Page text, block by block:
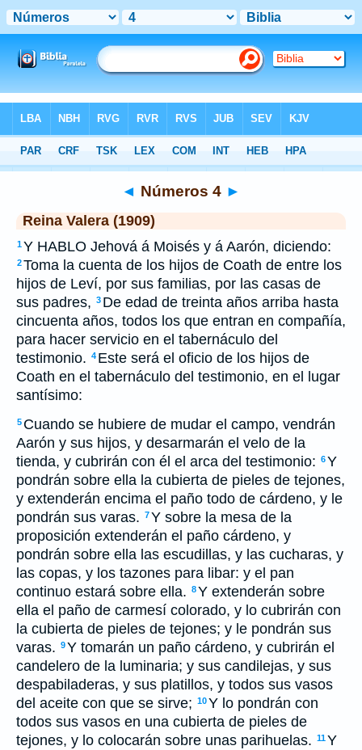
>RVR 1909 > Números 4
◄ Números 4 ►
Reina Valera (1909)
1Y HABLO Jehová á Moisés y á Aarón, diciendo:
2Toma la cuenta de los hijos de Coath de entre los
hijos de Leví, por sus familias, por las casas de
sus padres, 3 De edad de treinta años arriba hasta
cincuenta años, todos los que entran en compañía,
para hacer servicio en el tabernáculo del
testimonio. 4 Este será el oficio de los hijos de
Coath en el tabernáculo del testimonio, en el lugar
santísimo:
5 Cuando se hubiere de mudar el campo, vendrán
Aarón y sus hijos, y desarmarán el velo de la
tienda, y cubrirán con él el arca del testimonio: 6Y
pondrán sobre ella la cubierta de pieles de tejones,
y extenderán encima el paño todo de cárdeno, y le
pondrán sus varas. 7Y sobre la mesa de la
proposición extenderán el paño cárdeno, y
pondrán sobre ella las escudillas, y las cucharas, y
las copas, y los tazones para libar: y el pan
continuo estará sobre ella. 8Y extenderán sobre
ella el paño de carmesí colorado, y lo cubrirán con
la cubierta de pieles de tejones; y le pondrán sus
varas. 9Y tomarán un paño cárdeno, y cubrirán el
candelero de la luminaria; y sus candilejas, y sus
despabiladeras, y sus platillos, y todos sus vasos
del aceite con que se sirve; 10Y lo pondrán con
todos sus vasos en una cubierta de pieles de
tejones, y lo colocarán sobre unas parihuelas. 11Y